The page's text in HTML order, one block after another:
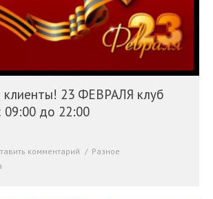
23 ФЕВРАЛЯ клуб
09:00 до 22:00
комментарий
Разное